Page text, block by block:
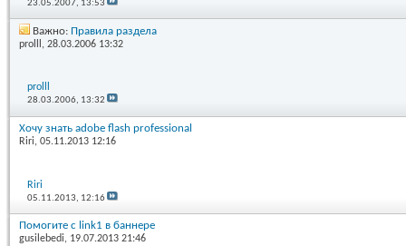
23.05.2007, 13:53
Важно: Правила раздела
prolll , 28.03.2006 13:32
prolll
28.03.2006, 13:32
Хочу знать adobe flash professional
Riri, 05.11.2013 12:16
Riri
05.11.2013, 12:16
Помогите с link1 в баннере
gusilebedi, 19.07.2013 21:46